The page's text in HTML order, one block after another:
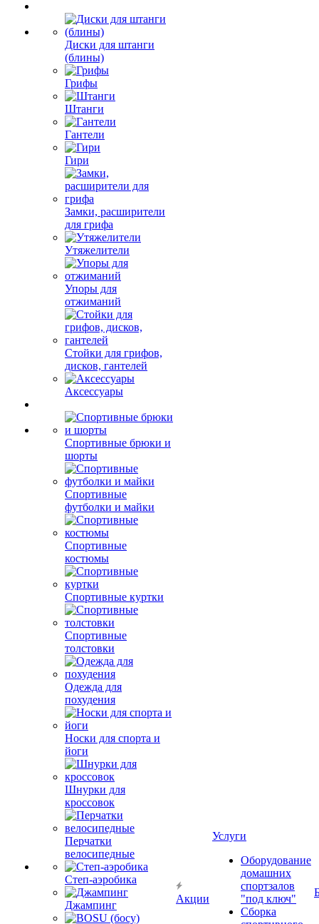
Диски для штанги
(блины)
Грифы
Штанги
Гантели
Гири
Замки, расширители
для грифа
Утяжелители
Упоры для
отжиманий
Стойки для грифов,
дисков, гантелей
Аксессуары
Спортивные брюки и
шорты
Спортивные
футболки и майки
Спортивные
костюмы
Спортивные куртки
Спортивные
толстовки
Одежда для
похудения
Носки для спорта и
йоги
Шнурки для
кроссовок
Перчатки
велосипедные
Степ-аэробика
Джампинг
Акции
Услуги
Оборудование
домашних
спортзалов
"под ключ"
Сборка